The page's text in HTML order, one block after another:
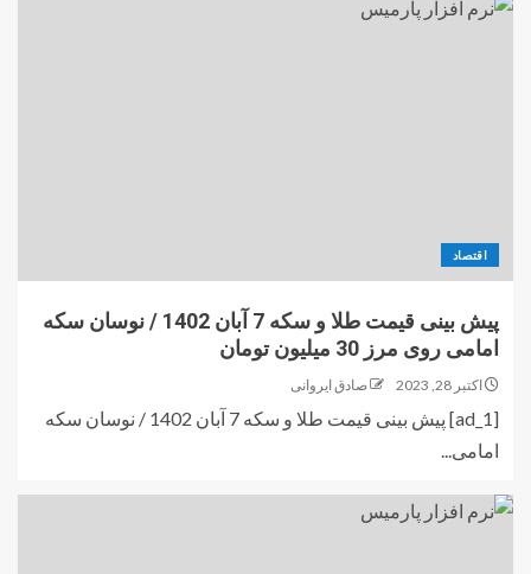
اقتصاد
پیش بینی قیمت طلا و سکه 7 آبان 1402 / نوسان سکه
امامی روی مرز 30 میلیون تومان
اکتبر 28, 2023 صادق ایروانی
[ad_1] پیش بینی قیمت طلا و سکه 7 آبان 1402 / نوسان سکه
امامی...